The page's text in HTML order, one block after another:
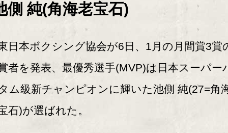
側 純(角海老宝石)
本ボクシング協会が6日、1月の月間賞3賞
者を発表、最優秀選手(MVP)は日本スーパー
ム級新チャンピオンに輝いた池側 純(27=角
石)が選ばれた。